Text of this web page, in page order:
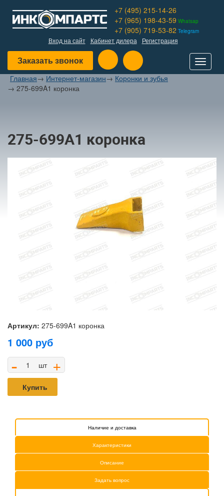
+7 (495) 215-14-26
+7 (965) 198-43-59 Whatsap
+7 (905) 719-53-82 Telegram
Вход на сайт Кабинет дилера Регистрация
Заказать звонок
Toggle
Главная→ Интернет-магазин→ Коронки и зубья
→ 275-699A1 коронка
275-699A1 коронка
Артикул: 275-699A1 коронка
1 000 руб
- шт +
Купить
Наличие и доставка
Характеристики
Описание
Задать вопрос